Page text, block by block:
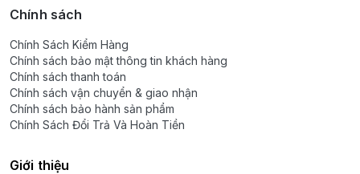
Chính sách
Chính Sách Kiểm Hàng
Chính sách bảo mật thông tin khách hàng
Chính sách thanh toán
Chính sách vận chuyển & giao nhận
Chính sách bảo hành sản phẩm
Chính Sách Đổi Trả Và Hoàn Tiền
Giới thiệu